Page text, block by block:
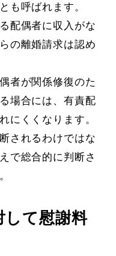
も呼ばれます。
配偶者に収入がな
の離婚請求は認め
者が関係修復のた
場合には、有責配
にくくなります。
されるわけではな
で総合的に判断さ
て慰謝料